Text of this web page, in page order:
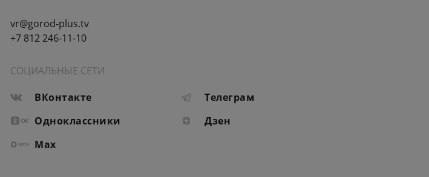
vr@gorod-plus.tv
+7 812 246-11-10
СОЦИАЛЬНЫЕ СЕТИ
ВКонтакте
Телеграм
Одноклассники
Дзен
Max